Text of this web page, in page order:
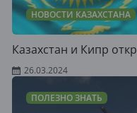
НОВОСТИ КАЗАХСТАНА
Казахстан и Кипр
26.03.2024
ПОЛЕЗНО ЗНАТЬ